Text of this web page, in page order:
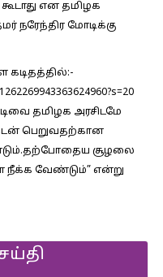
என தமிழக
நரேந்திர மோடிக்கு
கடிதத்தில்:-
தமிழக அரசிடமே
கடன் பெறுவதற்கான
சூழலை
நீக்க வேண்டும்” என்று